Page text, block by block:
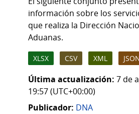
información sobre los
que realiza la Dirección
Aduanas.
XLSX CSV XML
Última actualización: 7 de
19:57 (UTC+00:00)
Publicador: DNA